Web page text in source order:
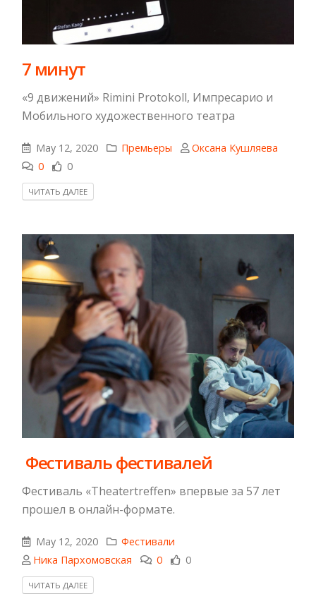
7 минут
«9 движений» Rimini Protokoll, Импресарио и
Мобильного художественного театра
May 12, 2020 Премьеры
Оксана Кушляева
0
0
ЧИТАТЬ ДАЛЕЕ
​ Фестиваль фестивалей
Фестиваль «Theatertreffen» впервые за 57 лет
прошел в онлайн-формате.
May 12, 2020
Фестивали
Ника Пархомовская
0 0
ЧИТАТЬ ДАЛЕЕ